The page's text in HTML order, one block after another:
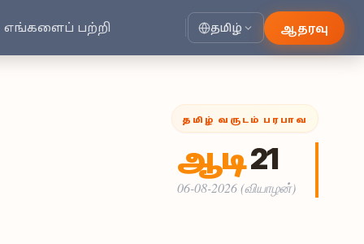
எங்களைப் பற்றி தமிழ் ஆதரவு
தமிழ் வருடம் பரபாவ
ஆடி21
06-08-2026(வியாழன்)